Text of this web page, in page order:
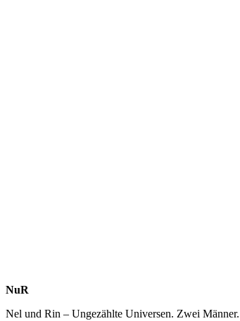
NuR
Nel und Rin – Ungezählte Universen. Zwei